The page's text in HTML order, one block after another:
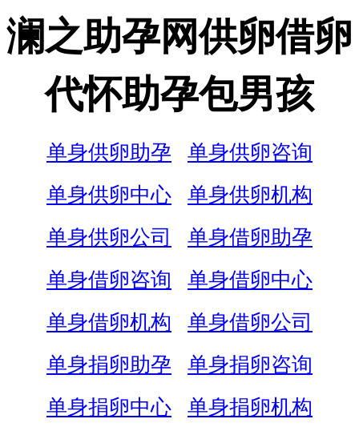
澜之助孕网供卵借卵
代怀助孕包男孩
单身供卵助孕
单身供卵咨询
单身供卵中心
单身供卵机构
单身供卵公司
单身借卵助孕
单身借卵咨询
单身借卵中心
单身借卵机构
单身借卵公司
单身捐卵助孕
单身捐卵咨询
单身捐卵中心
单身捐卵机构